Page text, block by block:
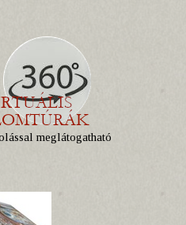
meglátogatható